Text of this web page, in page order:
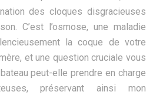
des cloques disgracieuses
C’est l’osmose, une maladie
la coque de votre
et une question cruciale vous
peut-elle prendre en charge
préservant ainsi mon